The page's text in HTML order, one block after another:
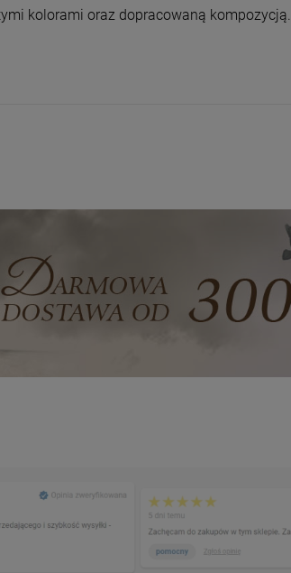
kolorami oraz dopracowaną kompozycją.